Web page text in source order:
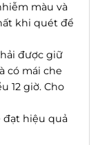
màu và
khi quét để
được giữ
có mái che
12 giờ. Cho
đạt hiệu quả